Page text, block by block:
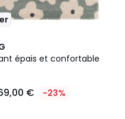
épais et confortable
€ -23%